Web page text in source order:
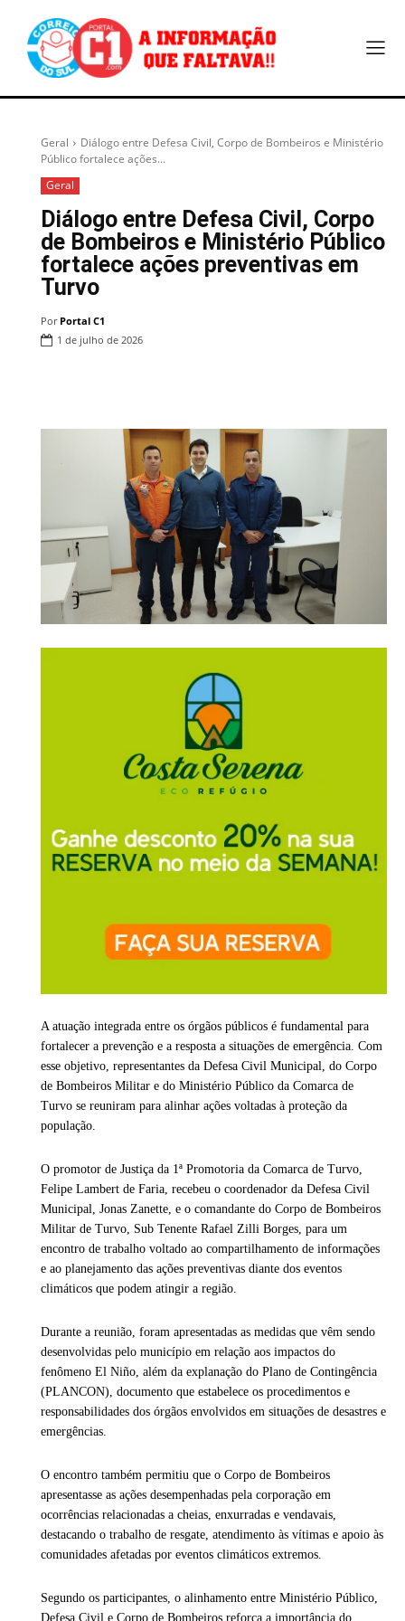
Geral
Diálogo entre Defesa Civil, Corpo de Bombeiros e Ministério
Público fortalece ações...
Geral
Diálogo entre Defesa Civil, Corpo
de Bombeiros e Ministério Público
fortalece ações preventivas em
Turvo
Por Portal C1
1 de julho de 2026
A atuação integrada entre os órgãos públicos é fundamental para
fortalecer a prevenção e a resposta a situações de emergência. Com
esse objetivo, representantes da Defesa Civil Municipal, do Corpo
de Bombeiros Militar e do Ministério Público da Comarca de
Turvo se reuniram para alinhar ações voltadas à proteção da
população.
O promotor de Justiça da 1ª Promotoria da Comarca de Turvo,
Felipe Lambert de Faria, recebeu o coordenador da Defesa Civil
Municipal, Jonas Zanette, e o comandante do Corpo de Bombeiros
Militar de Turvo, Sub Tenente Rafael Zilli Borges, para um
encontro de trabalho voltado ao compartilhamento de informações
e ao planejamento das ações preventivas diante dos eventos
climáticos que podem atingir a região.
Durante a reunião, foram apresentadas as medidas que vêm sendo
desenvolvidas pelo município em relação aos impactos do
fenômeno El Niño, além da explanação do Plano de Contingência
(PLANCON), documento que estabelece os procedimentos e
responsabilidades dos órgãos envolvidos em situações de desastres e
emergências.
O encontro também permitiu que o Corpo de Bombeiros
apresentasse as ações desempenhadas pela corporação em
ocorrências relacionadas a cheias, enxurradas e vendavais,
destacando o trabalho de resgate, atendimento às vítimas e apoio às
comunidades afetadas por eventos climáticos extremos.
Segundo os participantes, o alinhamento entre Ministério Público,
Defesa Civil e Corpo de Bombeiros reforça a importância do